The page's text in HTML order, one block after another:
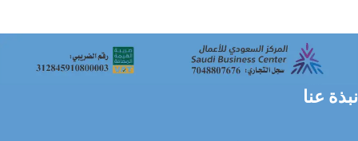
نبذة عنا